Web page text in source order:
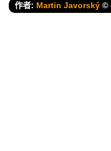
作者: Martin Javorský ©